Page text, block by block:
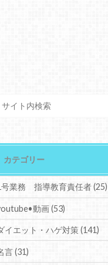
カテゴリー
号業務 指導教育責任者(25)
動画(53)
イエット・ハゲ対策(141)
言(31)